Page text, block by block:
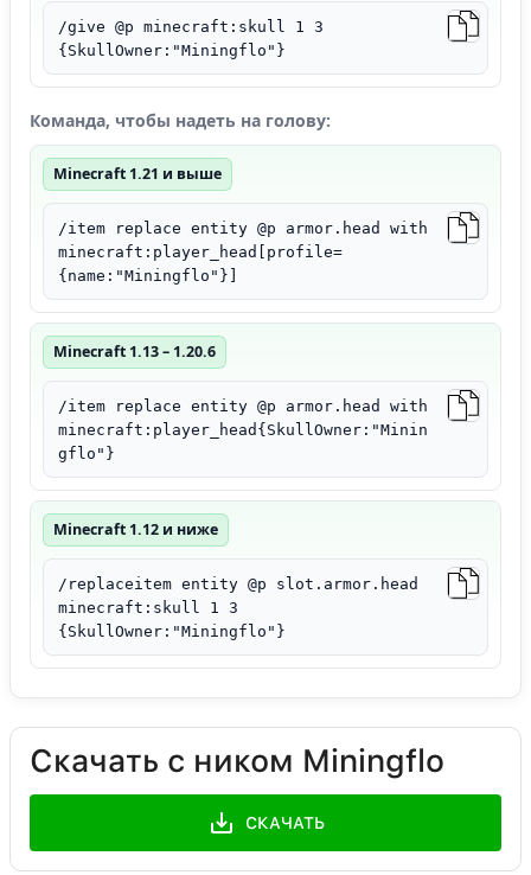
/give @p minecraft:skull 1 3
{SkullOwner:"Miningflo"}
Команда, чтобы надеть на голову:
Minecraft 1.21 и выше
/item replace entity @p armor.head with
minecraft:player_head[profile=
{name:"Miningflo"}]
Minecraft 1.13 – 1.20.6
/item replace entity @p armor.head with
minecraft:player_head{SkullOwner:"Minin
gflo"}
Minecraft 1.12 и ниже
/replaceitem entity @p slot.armor.head
minecraft:skull 1 3
{SkullOwner:"Miningflo"}
Скачать с ником Miningflo
СКАЧАТЬ